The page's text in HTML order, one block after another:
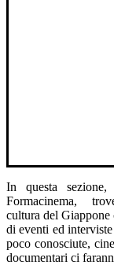
In questa
Formacinema,
cultura del Giappone
di eventi ed
poco conosciute,
documentari ci